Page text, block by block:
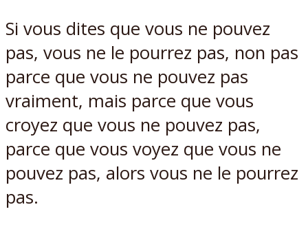
Si vous dites que vous ne pouvez
pas, vous ne le pourrez pas, non pas
parce que vous ne pouvez pas
vraiment, mais parce que vous
croyez que vous ne pouvez pas,
parce que vous voyez que vous ne
pouvez pas, alors vous ne le pourrez
pas.